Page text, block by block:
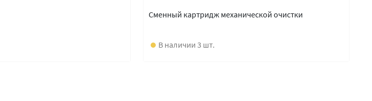
Сменный картридж механической очистки
В наличии 3 шт.